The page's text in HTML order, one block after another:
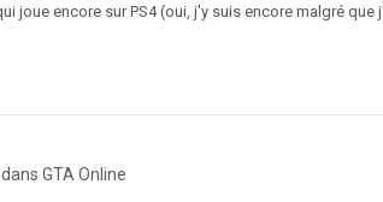
joue encore sur PS4 (oui, j'y suis encore malgré
GTA Online